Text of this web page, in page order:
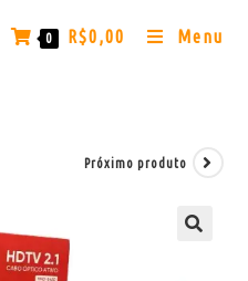
0 R$0,00 Menu
Próximo produto